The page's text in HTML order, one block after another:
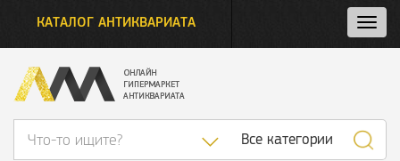
и
КАТАЛОГ АНТИКВАРИАТА
Список
Все категории